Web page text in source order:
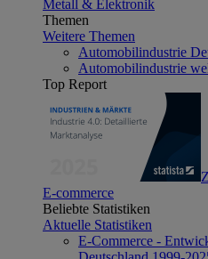
Metall & Elektronik
Themen
Weitere Themen
Automobilindustrie
Automobilindustrie
Top Report
E-commerce
Beliebte Statistiken
Aktuelle Statistiken
E-Commerce -